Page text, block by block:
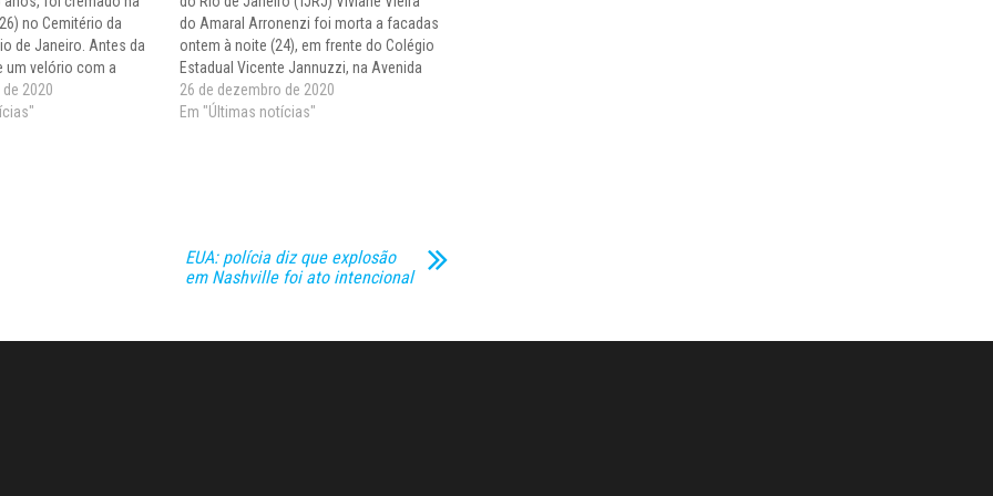
no Cemitério da
de Janeiro. Antes da
um velório com a
a pessoas da
O assassino, segundo
2020
do Amaral Arronenzi foi morta a facadas
ontem à noite (24), em frente do Colégio
Estadual Vicente Jannuzzi, na Avenida
Rachel de Queiroz, na Barra da Tijuca,
zona oeste do Rio. O acusado pela
26 de dezembro de 2020
Em "Últimas notícias"
EUA: polícia diz que explosão
em Nashville foi ato intencional